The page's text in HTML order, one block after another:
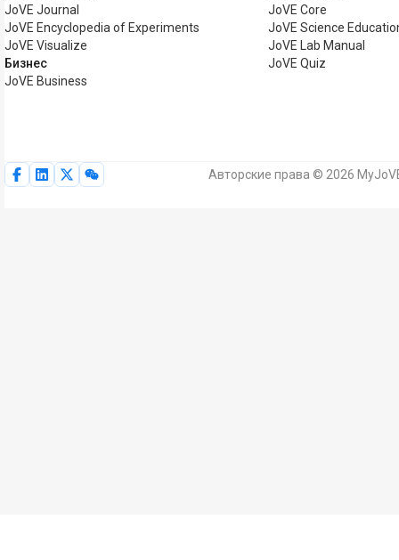
JoVE Journal
JoVE Encyclopedia of Experiments
JoVE Visualize
Бизнес
JoVE Business
JoVE Core
JoVE Science
JoVE Lab Manual
JoVE Quiz
Авторские права © 2026